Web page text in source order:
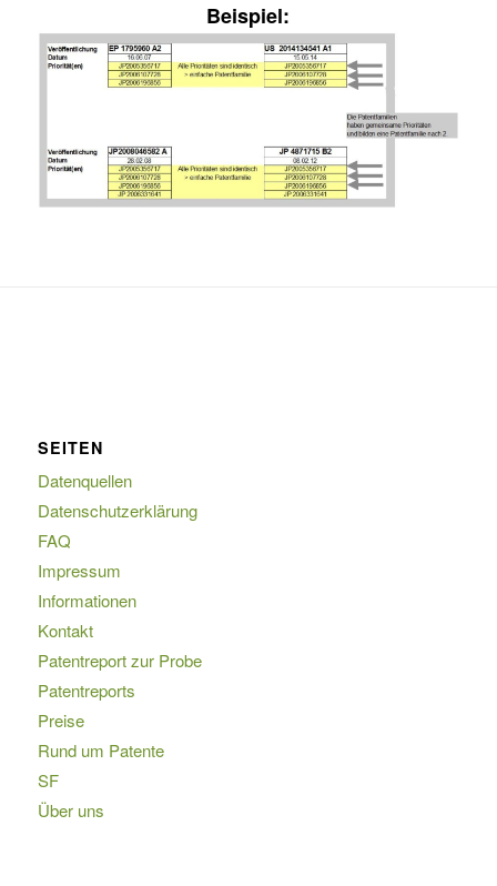
Beispiel:
SEITEN
Datenquellen
Datenschutzerklärung
FAQ
Impressum
Informationen
Kontakt
Patentreport zur Probe
Patentreports
Preise
Rund um Patente
SF
Über uns